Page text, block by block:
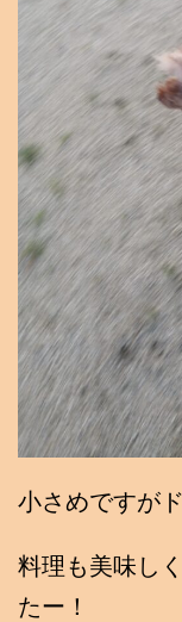
小さめですが
料理も美味し
たー！